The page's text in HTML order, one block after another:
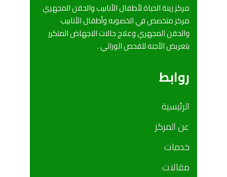
مركز زينة الحياة لأطفال الأنابيب والحقن المجهري
مركز متخصص في الخصوبه وأطفال الأنابيب
والحقن المجهري وعلاج حالات الاجهاض المتكرر
بتعريض الأجنه للفحص الوراثي .
روابط
الرئيسية
عن المركز
خدمات
مقالات